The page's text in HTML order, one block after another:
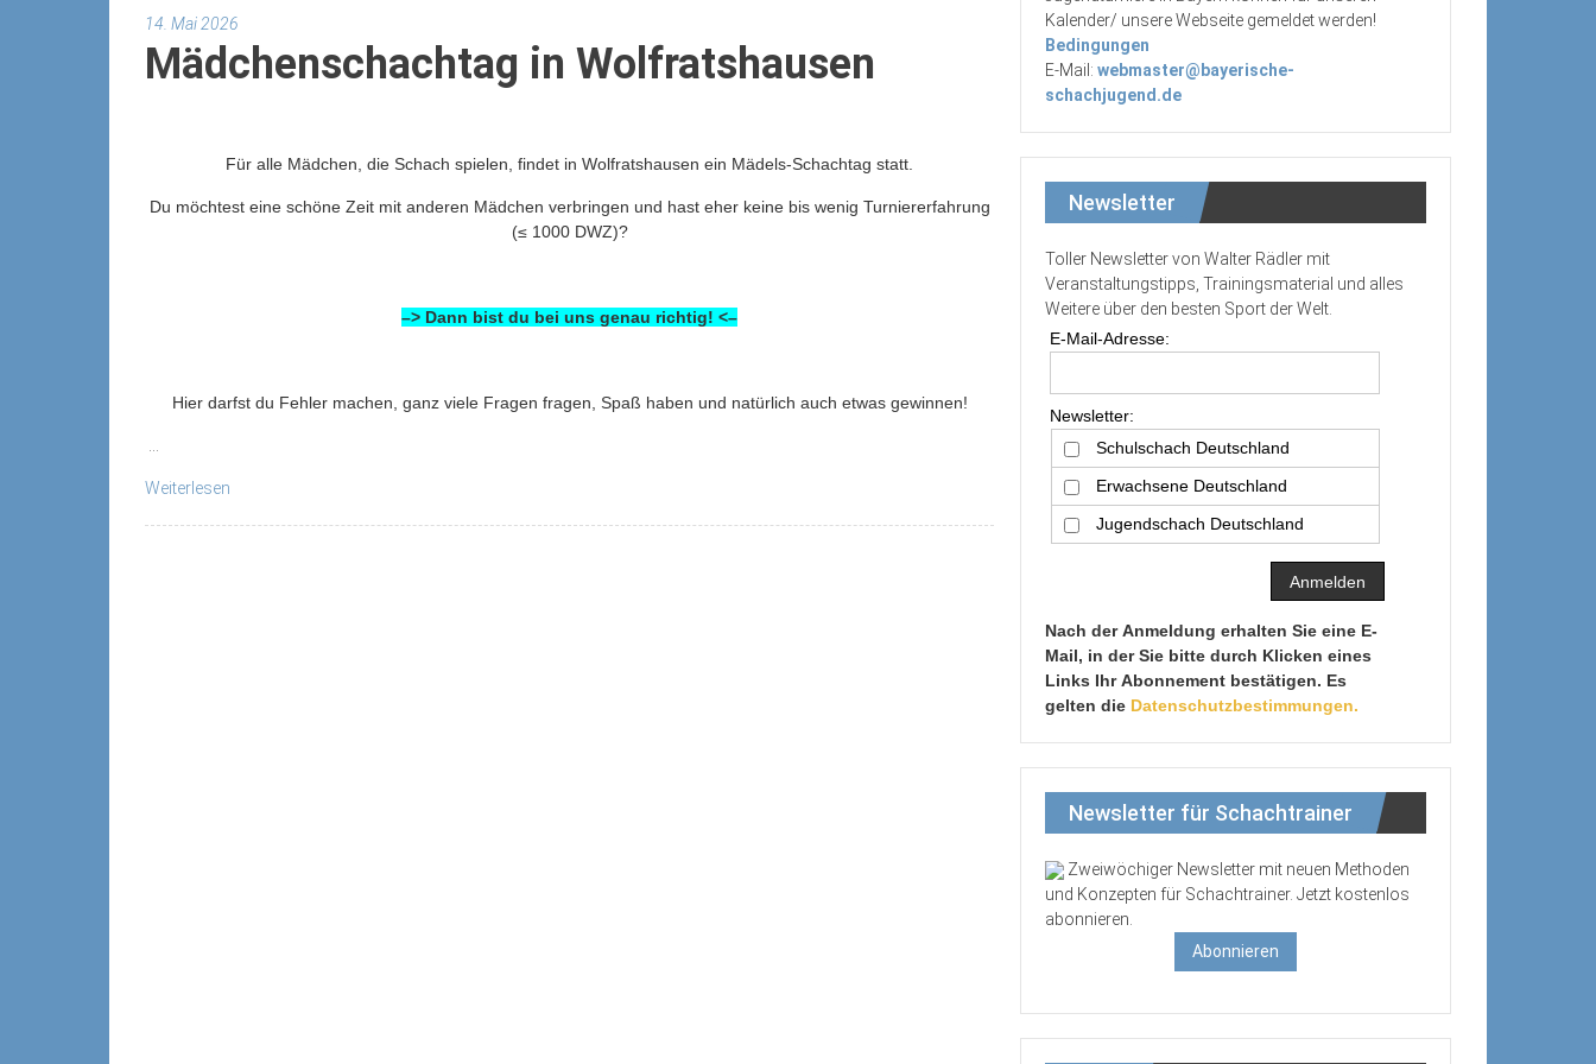
14. Mai 2026
Mädchenschachtag in Wolfratshausen
Für alle Mädchen, die Schach spielen, findet in Wolfratshausen ein Mädels-Schachtag statt.
Du möchtest eine schöne Zeit mit anderen Mädchen verbringen und hast eher keine bis wenig Turniererfahrung
(≤ 1000 DWZ)?
–> Dann bist du bei uns genau richtig! <–
Hier darfst du Fehler machen, ganz viele Fragen fragen, Spaß haben und natürlich auch etwas gewinnen!
Weiterlesen
Kalender/ unsere Webseite gemeldet werden!
Bedingungen
E-Mail: webmaster@bayerische-
schachjugend.de
Newsletter
Toller Newsletter von Walter Rädler mit
Veranstaltungstipps, Trainingsmaterial und alles
Weitere über den besten Sport der Welt.
E-Mail-Adresse:
Newsletter:
Schulschach Deutschland
Erwachsene Deutschland
Jugendschach Deutschland
Nach der Anmeldung erhalten Sie eine E-
Mail, in der Sie bitte durch Klicken eines
Links Ihr Abonnement bestätigen. Es
gelten die Datenschutzbestimmungen.
Newsletter für Schachtrainer
Zweiwöchiger Newsletter mit neuen Methoden
und Konzepten für Schachtrainer. Jetzt kostenlos
abonnieren.
Abonnieren